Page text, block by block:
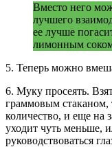
Вместо него
лучшего
ее лучше
лимонным
5. Теперь можно
6. Муку просеять.
граммовым стаканом,
количество, и еще на
уходит чуть меньше,
руководствоваться